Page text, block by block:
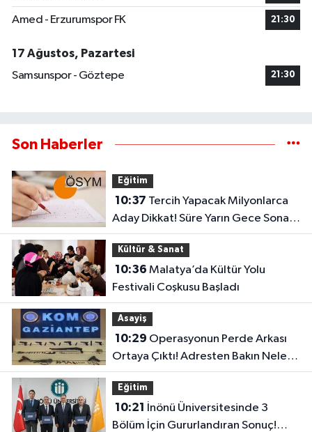
Amed - Erzurumspor FK 21:30
17 Ağustos, Pazartesi
Samsunspor - Göztepe
21:30
Son Haberler
Eğitim
10:37
Aday Dikkat! Süre Yarın Gece Sona
Eriyor
Kültür & Sanat
10:36
Festivali Coşkusu Başladı
Asayiş
10:29
Ortaya Çıktı! Adresten Bakın Neler
Çıktı
Eğitim
10:21
Bölüm İçin Gururlandıran Sonuç!